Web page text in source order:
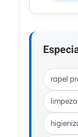
rapel